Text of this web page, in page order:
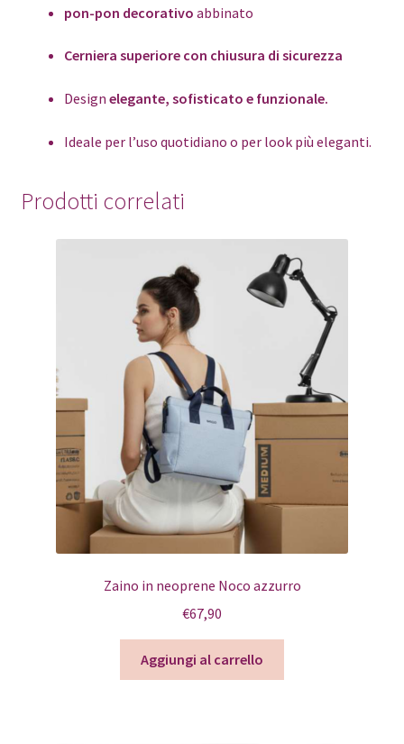
pon-pon decorativo abbinato
Cerniera superiore con chiusura di sicurezza
Design elegante, sofisticato e funzionale.
Ideale per l’uso quotidiano o per look più eleganti.
Prodotti correlati
Zaino in neoprene Noco azzurro
€67,90
Aggiungi al carrello